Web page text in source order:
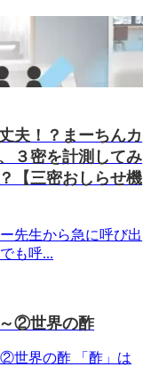
夫！？まーちんカ
３密を計測してみ
【三密おしらせ機
先生から急に呼び出
も呼...
～②世界の酢
②世界の酢 「酢」は